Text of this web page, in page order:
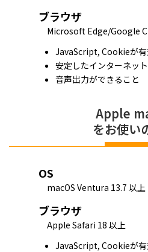
ユーザーID：
※大文字小文字を区別して入力して
マイページでは、Cookieを使用しま
同意してロ
ブラウザ
Microsoft Edge/Google
JavaScript, Cookieが有
安定したインターネッ
音声出力ができること
Apple
をお使い
OS
macOS Ventura 13.7 以上
ブラウザ
Apple Safari 18 以上
JavaScript, Cookieが有